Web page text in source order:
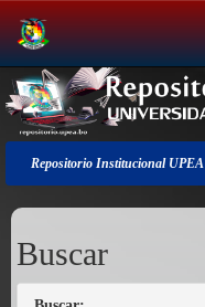
Salir
de
la
navegación
Repositorio Institucional UPEA
Buscar